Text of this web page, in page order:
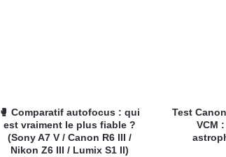
🥊 Comparatif autofocus : qui
est vraiment le plus fiable ?
(Sony A7 V / Canon R6 III /
Nikon Z6 III / Lumix S1 II)
Test
VCM